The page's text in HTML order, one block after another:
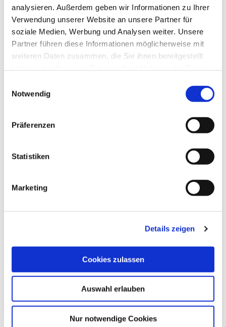
analysieren. Außerdem geben wir Informationen zu Ihrer
Verwendung unserer Website an unsere Partner für
soziale Medien, Werbung und Analysen weiter. Unsere
Partner führen diese Informationen möglicherweise mit
weiteren Daten zusammen, die Sie ihnen bereitgestellt
Notwendig
Präferenzen
Statistiken
Marketing
Details zeigen
Cookies zulassen
Auswahl erlauben
Nur notwendige Cookies
Blumencentrum & Gärtnerei Axel Gerdessen
Ernst-Thälmann-Straße 41